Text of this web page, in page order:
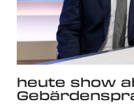
heute show